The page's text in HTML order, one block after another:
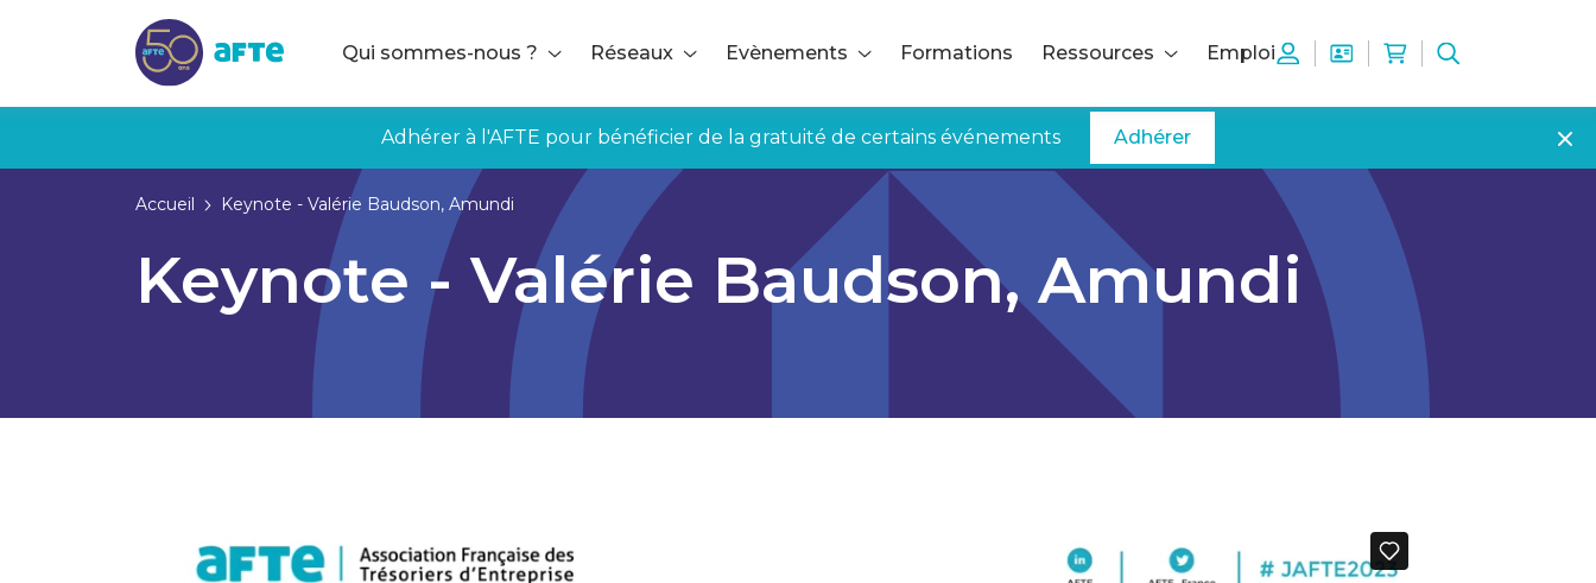
Qui sommes-nous ? Réseaux Evènements Formations Ressources Emploi
Adhérer à l'AFTE pour bénéficier de la gratuité de certains événements Adhérer
Accueil Keynote - Valérie Baudson, Amundi
Keynote - Valérie Baudson, Amundi